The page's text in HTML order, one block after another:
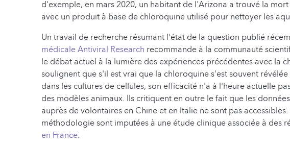
d'exemple, en mars 2020, un habitant de l'Arizona a trouvé la
avec un produit à base de chloroquine utilisé pour nettoyer les
Un travail de recherche résumant l'état de la question publié
médicale Antiviral Research recommande à la communauté
le débat actuel à la lumière des expériences précédentes avec la
soulignent que s'il est vrai que la chloroquine s'est souvent
dans les cultures de cellules, son efficacité n'a à l'heure actuelle
des modèles animaux. Ils critiquent en outre le fait que les
auprès de volontaires en Chine et en Italie ne sont pas
méthodologie sont imputées à une étude clinique associée à des
en France.